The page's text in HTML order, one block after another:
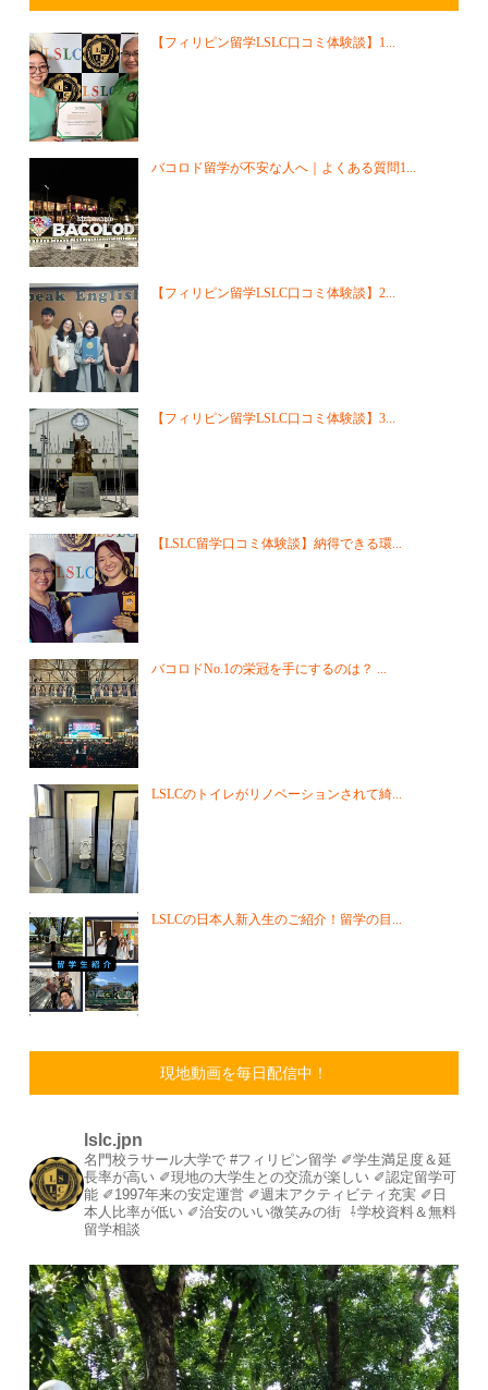
【フィリピン留学LSLC口コミ体験談】1...
バコロド留学が不安な人へ｜よくある質問1...
【フィリピン留学LSLC口コミ体験談】2...
【フィリピン留学LSLC口コミ体験談】3...
【LSLC留学口コミ体験談】納得できる環...
バコロドNo.1の栄冠を手にするのは？ ...
LSLCのトイレがリノベーションされて綺...
LSLCの日本人新入生のご紹介！留学の目...
現地動画を毎日配信中！
lslc.jpn
名門校ラサール大学で #フィリピン留学⁡ ⁡✐学生満足度＆延
長率が高い⁡ ✐現地の大学生との交流が楽しい⁡ ✐認定留学可
能⁡ ✐1997年来の安定運営⁡⁡ ✐週末アクティビティ充実⁡ ✐日
本人比率が低い ⁡✐治安のいい微笑みの街⁡ ⇩学校資料＆無料
留学相談